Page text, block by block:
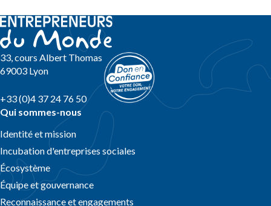
33, cours Albert Thomas
69003 Lyon
+33 (0)4 37 24 76 50
Qui sommes-nous
Identité et mission
Incubation d'entreprises sociales
Écosystème
Équipe et gouvernance
Reconnaissance et engagements